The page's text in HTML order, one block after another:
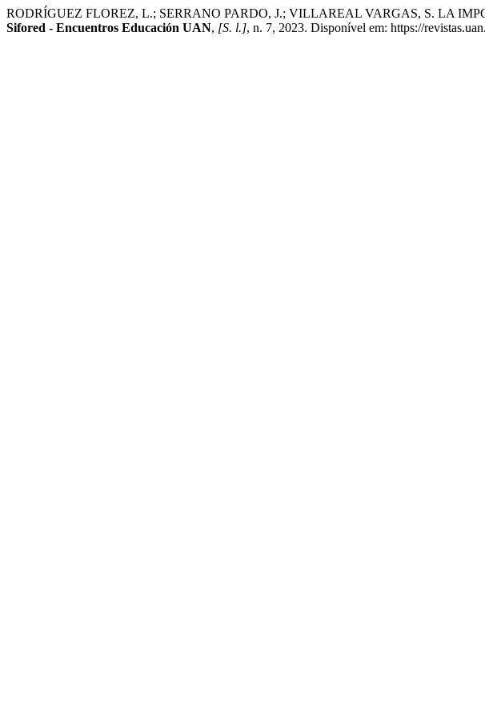
RODRÍGUEZ FLOREZ, L.; SERRANO PARDO, J.; VILLAREAL VARGAS, S. LA
Sifored - Encuentros Educación UAN, [S. l.], n. 7, 2023. Disponível em: https://